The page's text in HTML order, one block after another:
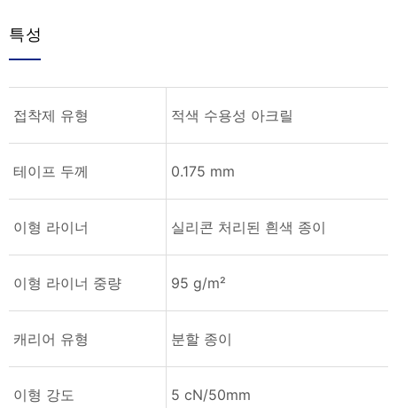
특성
접착제 유형 적색 수용성 아크릴
테이프 두께 0.175 mm
이형 라이너 실리콘 처리된 흰색 종이
이형 라이너 중량 95 g/m²
캐리어 유형 분할 종이
이형 강도 5 cN/50mm